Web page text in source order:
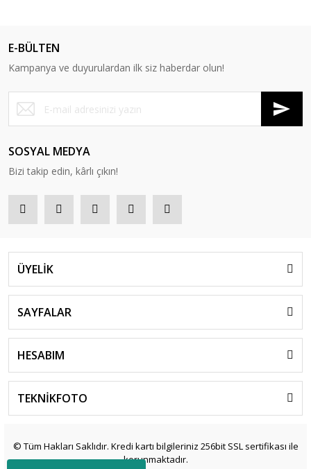
E-BÜLTEN
Kampanya ve duyurulardan ilk siz haberdar olun!
SOSYAL MEDYA
Bizi takip edin, kârlı çıkın!
ÜYELİK
SAYFALAR
HESABIM
TEKNİKFOTO
© Tüm Hakları Saklıdır. Kredi kartı bilgileriniz 256bit SSL sertifikası ile
korunmaktadır.